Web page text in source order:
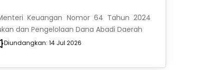
Keuangan Nomor 64 Tahun 2024
dan Pengelolaan Dana Abadi Daerah
Diundangkan:14 Jul 2026